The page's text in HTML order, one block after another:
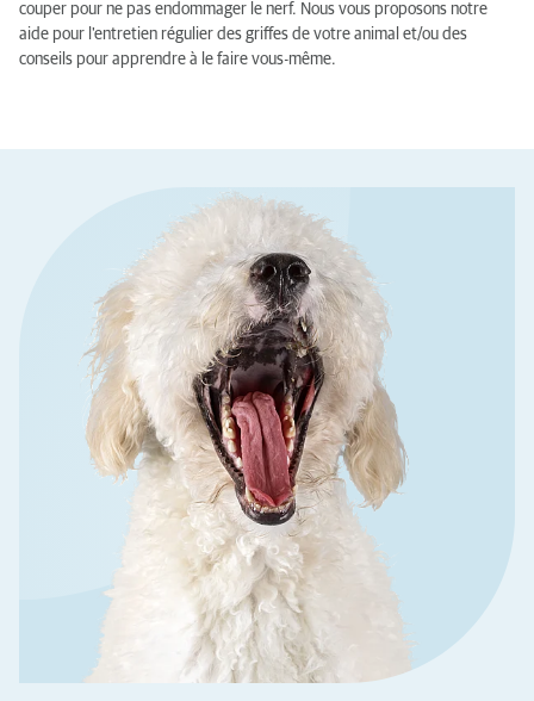
couper pour ne pas endommager le nerf. Nous vous proposons notre
aide pour l'entretien régulier des griffes de votre animal et/ou des
conseils pour apprendre à le faire vous-même.